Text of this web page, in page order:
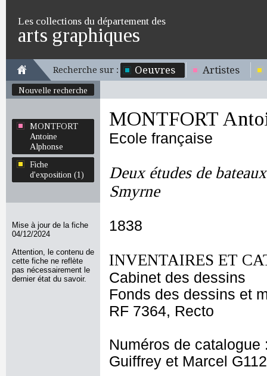
Les collections du département des
arts graphiques
Recherche sur : Oeuvres Artistes
Nouvelle recherche
MONTFORT
Antoine
Alphonse
Fiche
d'exposition (1)
Mise à jour de la fiche
04/12/2024
Attention, le contenu de
cette fiche ne reflète
pas nécessairement le
dernier état du savoir.
MONTFORT
Ecole française
Deux études de
Smyrne
1838
INVENTAIRES ET
Cabinet des dessins
Fonds des dessins et
RF 7364, Recto
Numéros de catalogue
Guiffrey et Marcel